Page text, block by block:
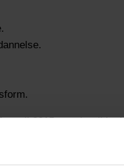
april 2015– og har ikke